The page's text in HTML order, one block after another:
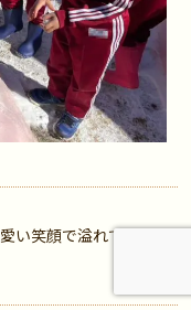
い笑顔で溢れていまし